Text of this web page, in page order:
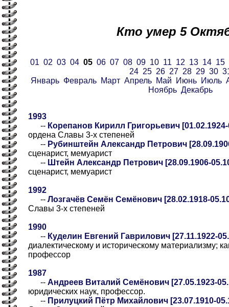
Кто умер 5
01 02 03 04 05 06 07 08 09 10 11 12 13 14 15
24 25 26 27 28 29 30
Январь Февраль Март Апрель Май Июнь Июль
Ноябрь Декабрь
1993
-- Корепанов Кирилл Григорьевич [01.02.1924-
ордена Славы 3-х степеней
-- Рубинштейн Александр Петрович
сценарист, мемуарист
-- Штейн Александр Петрович [28.09.1906-
сценарист, мемуарист
1992
-- Лозгачёв Семён Семёнович [28.02.1918-
Славы 3-х степеней
1990
-- Куделин Евгений Гаврилович [27.11.1922-
диалектическому и историческому материализму;
профессор
1987
-- Андреев Виталий Семёнович [27.05.1923-
юридических наук, профессор.
-- Прилуцкий Пётр Михайлович [23.07.1910-